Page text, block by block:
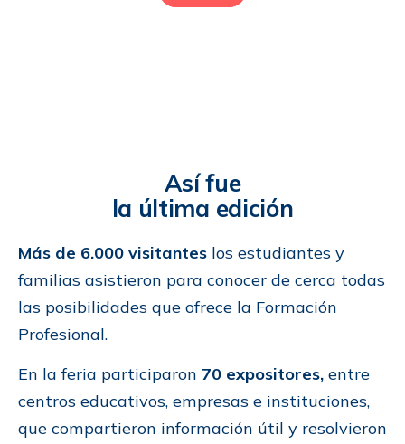
Así fue
la última edición
Más de 6.000 visitantes los estudiantes y
familias asistieron para conocer de cerca todas
las posibilidades que ofrece la Formación
Profesional.
En la feria participaron 70 expositores, entre
centros educativos, empresas e instituciones,
que compartieron información útil y resolvieron